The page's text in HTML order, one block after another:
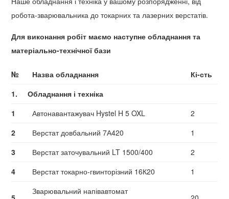
робота-зварювальника до токарних та лазерних верстатів.
Для виконання робіт маємо наступне обладнання та
матеріально-технічної бази
№ Назва обладнання
Кі-сть
1.Обладнання і техніка
1
Автонавантажувач Hystel H 5 OXL
2
2
Верстат довбальний 7А420
1
3
Верстат заточувальний LT 1500/400
2
4
Верстат токарно-гвинторізний 16К20 1
Зварювальний напівавтомат